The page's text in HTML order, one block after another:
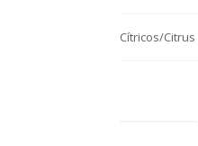
Cítricos/Citrus